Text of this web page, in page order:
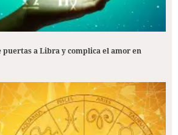
puertas a Libra y complica el amor en